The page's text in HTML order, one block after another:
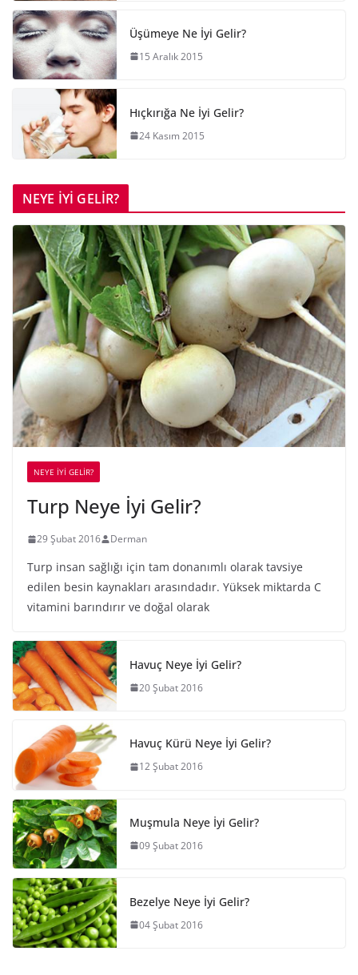
Üşümeye Ne İyi Gelir?
15 Aralık 2015
Hıçkırığa Ne İyi Gelir?
24 Kasım 2015
NEYE İYİ GELİR?
NEYE İYİ GELİR?
Turp Neye İyi Gelir?
29 Şubat 2016 Derman
Turp insan sağlığı için tam donanımlı olarak tavsiye
edilen besin kaynakları arasındadır. Yüksek miktarda C
vitamini barındırır ve doğal olarak
Havuç Neye İyi Gelir?
20 Şubat 2016
Havuç Kürü Neye İyi Gelir?
12 Şubat 2016
Muşmula Neye İyi Gelir?
09 Şubat 2016
Bezelye Neye İyi Gelir?
04 Şubat 2016